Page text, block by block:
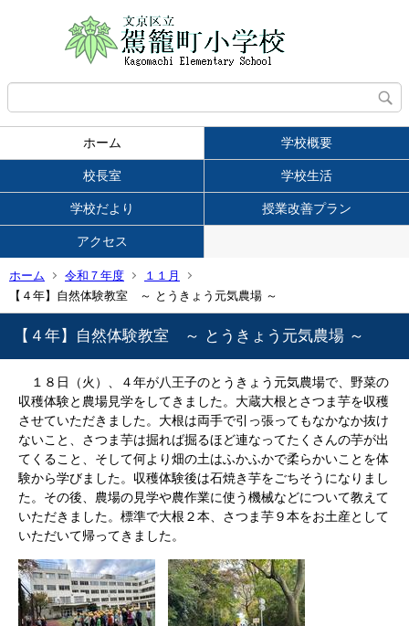
ホーム 学校概要
校長室 学校生活
学校だより 授業改善プラン
アクセス
ホーム 令和７年度
１１月
【４年】自然体験教室 ～ とうきょう元気農場 ～
【４年】自然体験教室 ～ とうきょう元気農場 ～
１８日（火）、４年が八王子のとうきょう元気農場で、野菜の
収穫体験と農場見学をしてきました。大蔵大根とさつま芋を収穫
させていただきました。大根は両手で引っ張ってもなかなか抜け
ないこと、さつま芋は掘れば掘るほど連なってたくさんの芋が出
てくること、そして何より畑の土はふかふかで柔らかいことを体
験から学びました。収穫体験後は石焼き芋をごちそうになりまし
た。その後、農場の見学や農作業に使う機械などについて教えて
いただきました。標準で大根２本、さつま芋９本をお土産として
いただいて帰ってきました。